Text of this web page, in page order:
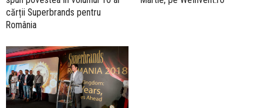
cărții Superbrands pentru
România